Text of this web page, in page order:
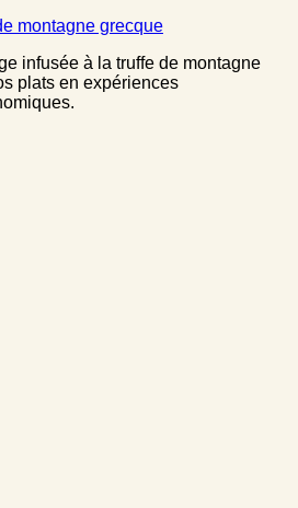
montagne grecque
infusée à la truffe de montagne
plats en expériences